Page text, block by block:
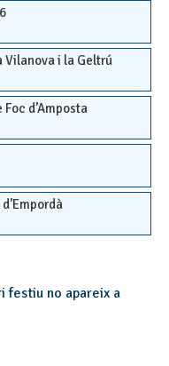
Vilanova i la Geltrú
d’Amposta
festiu no apareix a